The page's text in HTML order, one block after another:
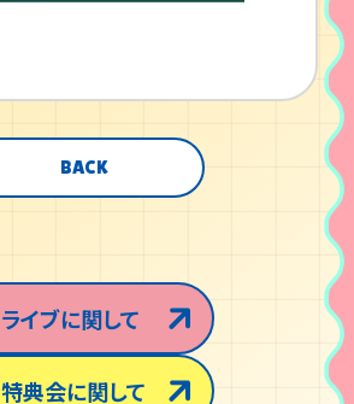
BACK
ライブに関して
特典会に関して